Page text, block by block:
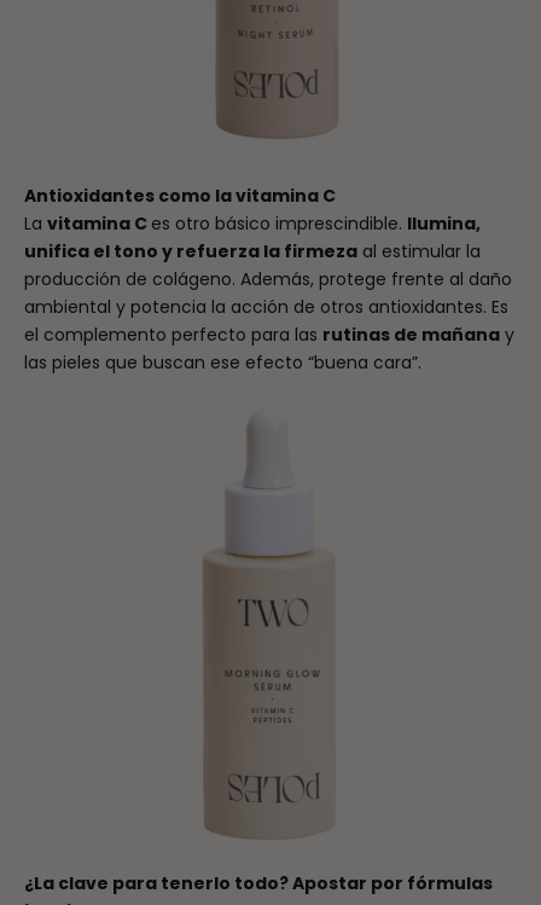
Antioxidantes como la vitamina C
La vitamina C es otro básico imprescindible. Ilumina,
unifica el tono y refuerza la firmeza al estimular la
producción de colágeno. Además, protege frente al daño
ambiental y potencia la acción de otros antioxidantes. Es
el complemento perfecto para las rutinas de mañana y
las pieles que buscan ese efecto “buena cara”.
¿La clave para tenerlo todo? Apostar por fórmulas